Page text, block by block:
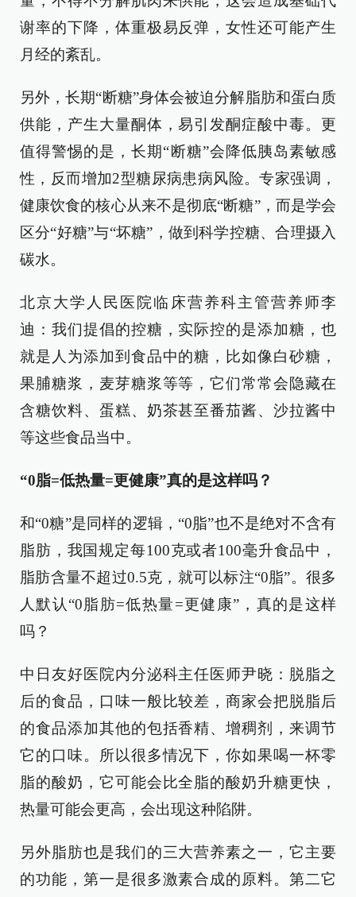
谢率的下降，体重极易反弹，女性还可能产生
月经的紊乱。
另外，长期“断糖”身体会被迫分解脂肪和蛋白质
供能，产生大量酮体，易引发酮症酸中毒。更
值得警惕的是，长期“断糖”会降低胰岛素敏感
性，反而增加2型糖尿病患病风险。专家强调，
健康饮食的核心从来不是彻底“断糖”，而是学会
区分“好糖”与“坏糖”，做到科学控糖、合理摄入
碳水。
北京大学人民医院临床营养科主管营养师李
迪：我们提倡的控糖，实际控的是添加糖，也
就是人为添加到食品中的糖，比如像白砂糖，
果脯糖浆，麦芽糖浆等等，它们常常会隐藏在
含糖饮料、蛋糕、奶茶甚至番茄酱、沙拉酱中
等这些食品当中。
“0脂=低热量=更健康”真的是这样吗？
和“0糖”是同样的逻辑，“0脂”也不是绝对不含有
脂肪，我国规定每100克或者100毫升食品中，
脂肪含量不超过0.5克，就可以标注“0脂”。很多
人默认“0脂肪=低热量=更健康”，真的是这样
吗？
中日友好医院内分泌科主任医师尹晓：脱脂之
后的食品，口味一般比较差，商家会把脱脂后
的食品添加其他的包括香精、增稠剂，来调节
它的口味。所以很多情况下，你如果喝一杯零
脂的酸奶，它可能会比全脂的酸奶升糖更快，
热量可能会更高，会出现这种陷阱。
另外脂肪也是我们的三大营养素之一，它主要
的功能，第一是很多激素合成的原料。第二它